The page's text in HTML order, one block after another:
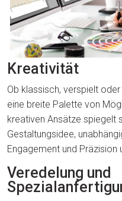
Kreativität
Ob klassisch, verspielt
eine breite Palette von
kreativen Ansätze spiegelt
Gestaltungsidee,
Engagement und Präzision
Veredelung und